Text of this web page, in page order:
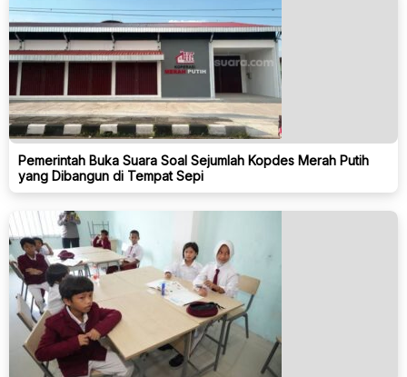
Pemerintah Buka Suara Soal Sejumlah Kopdes Merah Putih
yang Dibangun di Tempat Sepi